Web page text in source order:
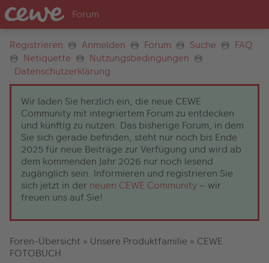
Registrieren Anmelden Forum Suche
FAQ
Netiquette
Nutzungsbedingungen
Datenschutzerklärung
Wir laden Sie herzlich ein, die neue CEWE
Community mit integriertem Forum zu entdecken
und künftig zu nutzen. Das bisherige Forum, in dem
Sie sich gerade befinden, steht nur noch bis Ende
2025 für neue Beiträge zur Verfügung und wird ab
dem kommenden Jahr 2026 nur noch lesend
zugänglich sein. Informieren und registrieren Sie
sich jetzt in der neuen CEWE Community – wir
freuen uns auf Sie!
Foren-Übersicht » Unsere Produktfamilie » CEWE
FOTOBUCH